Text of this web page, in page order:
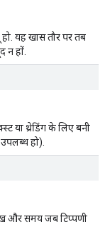
यह खास तौर पर तब
न हों.
या थ्रेडिंग के लिए बनी
हो).
और समय जब टिप्पणी